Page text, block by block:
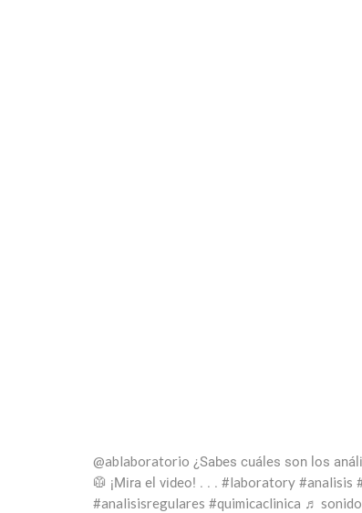
@ablaboratorio ¿Sabes cuáles son los
🥼 ¡Mira el video! . . . #laboratory #analisis
#analisisregulares #quimicaclinica ♬